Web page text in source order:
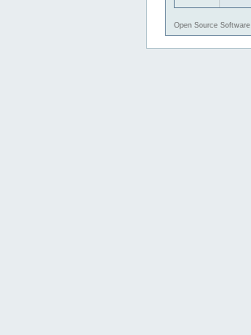
Open Source Software